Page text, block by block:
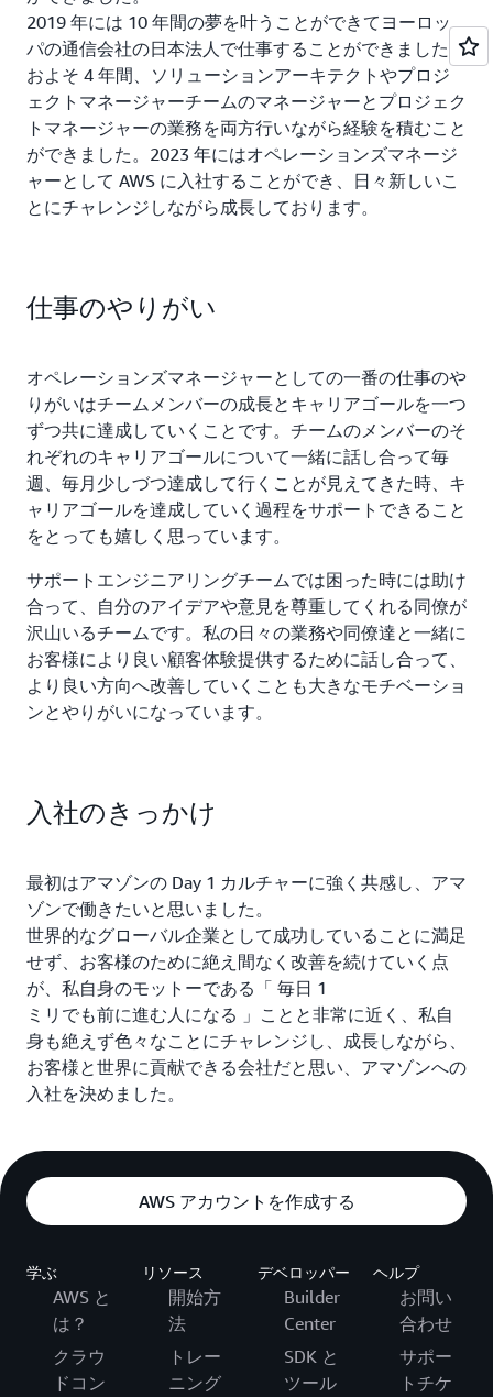
2019 年には 10 年間の夢を叶うことができてヨーロッ
パの通信会社の日本法人で仕事することができました。
およそ 4 年間、ソリューションアーキテクトやプロジ
ェクトマネージャーチームのマネージャーとプロジェク
トマネージャーの業務を両方行いながら経験を積むこと
ができました。2023 年にはオペレーションズマネージ
ャーとして AWS に入社することができ、日々新しいこ
とにチャレンジしながら成長しております。
仕事のやりがい
オペレーションズマネージャーとしての一番の仕事のや
りがいはチームメンバーの成長とキャリアゴールを一つ
ずつ共に達成していくことです。チームのメンバーのそ
れぞれのキャリアゴールについて一緒に話し合って毎
週、毎月少しづつ達成して行くことが見えてきた時、キ
ャリアゴールを達成していく過程をサポートできること
をとっても嬉しく思っています。
サポートエンジニアリングチームでは困った時には助け
合って、自分のアイデアや意見を尊重してくれる同僚が
沢山いるチームです。私の日々の業務や同僚達と一緒に
お客様により良い顧客体験提供するために話し合って、
より良い方向へ改善していくことも大きなモチベーショ
ンとやりがいになっています。
入社のきっかけ
最初はアマゾンの Day 1 カルチャーに強く共感し、アマ
ゾンで働きたいと思いました。
世界的なグローバル企業として成功していることに満足
せず、お客様のために絶え間なく改善を続けていく点
が、私自身のモットーである「 毎日 1
ミリでも前に進む人になる 」ことと非常に近く、私自
身も絶えず色々なことにチャレンジし、成長しながら、
お客様と世界に貢献できる会社だと思い、アマゾンへの
入社を決めました。
AWS アカウントを作成する
学ぶ
AWS と
は？
クラウ
ドコン
リソース
開始方
法
トレー
ニング
デベロッパー
Builder
Center
SDK と
ツール
ヘルプ
お問い
合わせ
サポー
トチケ